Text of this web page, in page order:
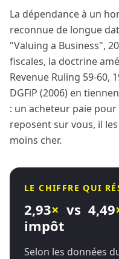
La dépendance à un
reconnue de longue
"Valuing a Business",
fiscales, la doctrine
Revenue Ruling 59-60,
DGFiP (2006) en
: un acheteur paie
reposent sur vous, il
moins cher.
LE CHIFFRE QUI
2,93× vs 4,49
impôt
Selon les données